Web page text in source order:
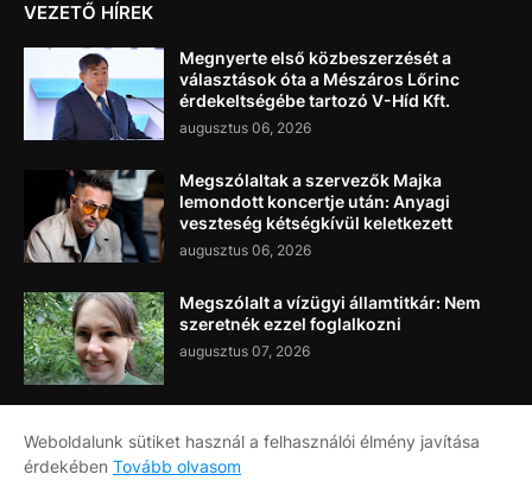
VEZETŐ HÍREK
Megnyerte első közbeszerzését a
választások óta a Mészáros Lőrinc
érdekeltségébe tartozó V-Híd Kft.
augusztus 06, 2026
Megszólaltak a szervezők Majka
lemondott koncertje után: Anyagi
veszteség kétségkívül keletkezett
augusztus 06, 2026
Megszólalt a vízügyi államtitkár: Nem
szeretnék ezzel foglalkozni
augusztus 07, 2026
Címlap Rólunk
Weboldalunk sütiket használ a felhasználói élmény javítása
érdekében Tovább olvasom